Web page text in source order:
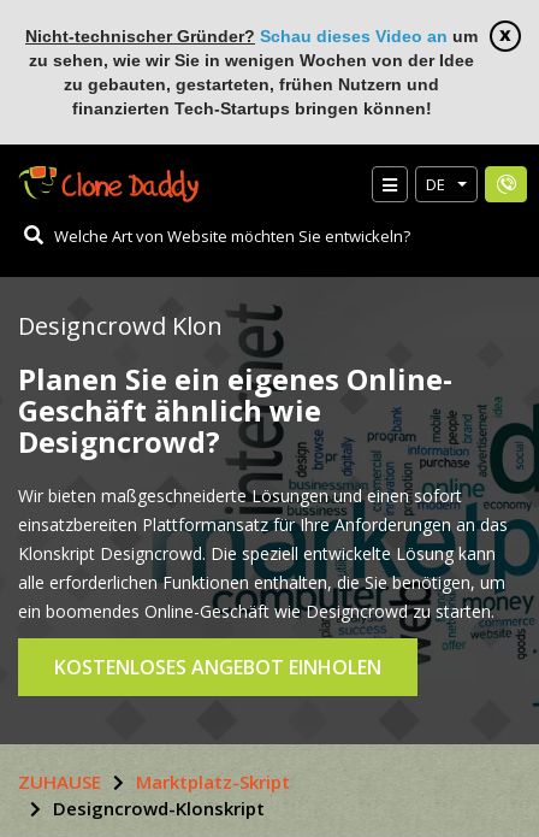
Nicht-technischer Gründer? Schau dieses Video an um
zu sehen, wie wir Sie in wenigen Wochen von der Idee
zu gebauten, gestarteten, frühen Nutzern und
finanzierten Tech-Startups bringen können!
DE
Designcrowd Klon
Planen Sie ein eigenes Online-
Geschäft ähnlich wie
Designcrowd?
Wir bieten maßgeschneiderte Lösungen und einen sofort
einsatzbereiten Plattformansatz für Ihre Anforderungen an das
Klonskript Designcrowd. Die speziell entwickelte Lösung kann
alle erforderlichen Funktionen enthalten, die Sie benötigen, um
ein boomendes Online-Geschäft wie Designcrowd zu starten.
KOSTENLOSES ANGEBOT EINHOLEN
ZUHAUSE
Marktplatz-Skript
Designcrowd-Klonskript